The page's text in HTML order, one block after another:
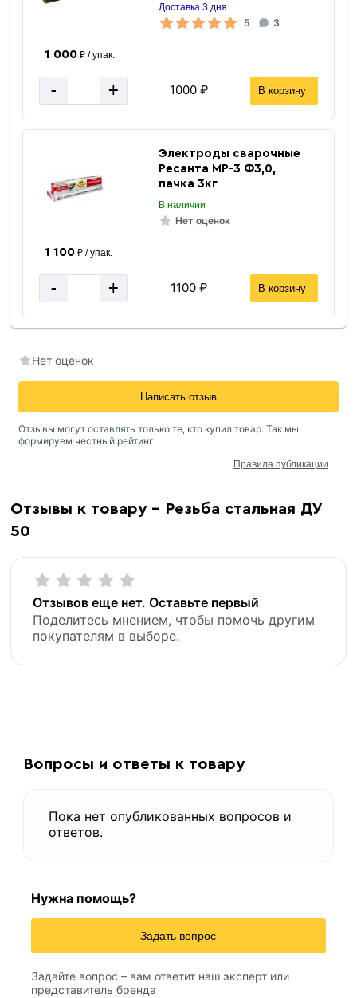
Доставка 3 дня
5 3
1 000₽ / упак.
- + 1000 ₽ В корзину
Электроды сварочные
Ресанта МР-3 Ф3,0,
пачка 3кг
В наличии
Нет оценок
1 100₽ / упак.
- + 1100 ₽ В корзину
Отзывы к товару - Резьба стальная ДУ
50
Отзывов еще нет. Оставьте первый
Поделитесь мнением, чтобы помочь другим
покупателям в выборе.
Нет оценок
Написать отзыв
Отзывы могут оставлять только те, кто купил товар. Так мы
формируем честный рейтинг
Правила публикации
Вопросы и ответы к товару
Пока нет опубликованных вопросов и
ответов.
Нужна помощь?
Задать вопрос
Задайте вопрос – вам ответит наш эксперт или
представитель бренда